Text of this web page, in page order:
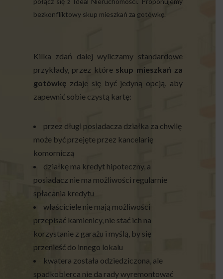
bezkonfliktowy skup mieszkań za gotówkę.
Kilka zdań dalej wyliczamy standardowe
przykłady, przez które skup mieszkań za
gotówkę zdaje się być jedyną opcją, aby
zapewnić sobie czystą kartę:
przez długi posiadacza działka za chwilę
może być przejęte przez kancelarię
komorniczą
działkę ma kredyt hipoteczny, a
posiadacz nie ma możliwości regularnie
spłacania kredytu
właściciele nie mają możliwości
przepisać kamienicy, nie stać ich na
korzystanie z garażu i myślą, by się
przenieść do innego lokalu
kwatera została odziedziczona, ale
spadkobierca nie da rady wyremontować